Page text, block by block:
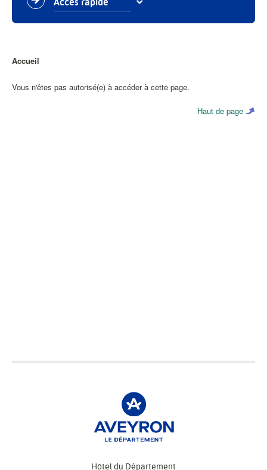
Accès rapide
Fil
d'Ariane
Accueil
Vous n'êtes pas autorisé(e) à accéder à cette page.
Haut de page
Hôtel du Département